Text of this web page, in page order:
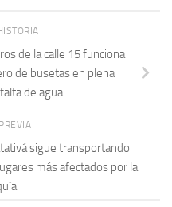
de la calle 15 funciona
de busetas en plena
de agua
sigue transportando
más afectados por la